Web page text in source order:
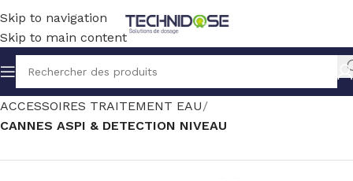
Skip to navigation
Skip to main content
Accueil TRAITEMENT EAU
ACCESSOIRES TRAITEMENT EAU
CANNES ASPI & DETECTION NIVEAU